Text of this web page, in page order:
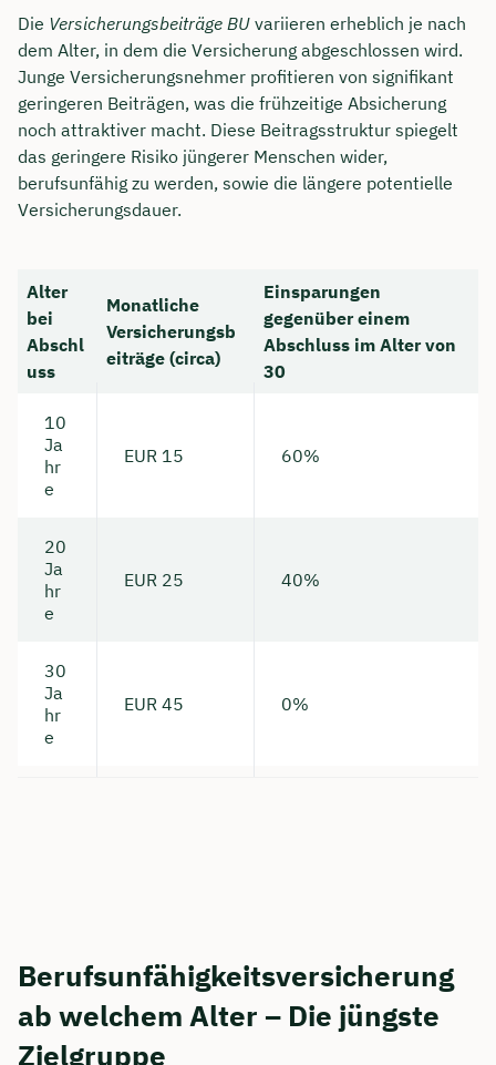
Die Versicherungsbeiträge BU variieren erheblich je nach
dem Alter, in dem die Versicherung abgeschlossen wird.
Junge Versicherungsnehmer profitieren von signifikant
geringeren Beiträgen, was die frühzeitige Absicherung
noch attraktiver macht. Diese Beitragsstruktur spiegelt
das geringere Risiko jüngerer Menschen wider,
berufsunfähig zu werden, sowie die längere potentielle
Versicherungsdauer.
Alter
bei
Abschl
uss
Monatliche
Versicherungsb
eiträge (circa)
Einsparungen
gegenüber einem
Abschluss im Alter von
30
10
Ja
hr
e
EUR 15 60%
20
Ja
hr
e
EUR 25 40%
30
Ja
hr
e
EUR 45 0%
Berufsunfähigkeitsversicherung
ab welchem Alter – Die jüngste
Zielgruppe
Beratungsgespräch mit
Tobias Niendieck sichern 🤝
Wir beraten dich Montag bis Freitag von 8 bis